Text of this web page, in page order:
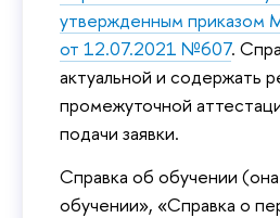
утвержденным приказом
от 12.07.2021 №607.
актуальной и содержать
промежуточной
подачи заявки.
Справка об обучении
обучении», «Справка о